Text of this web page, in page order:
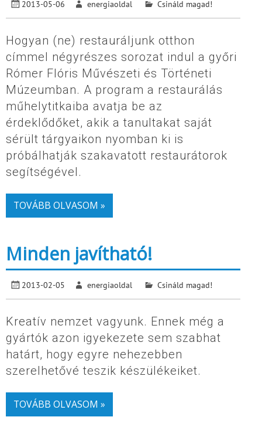
2013-05-06 energiaoldal Csináld magad!
Hogyan (ne) restauráljunk otthon
címmel négyrészes sorozat indul a győri
Rómer Flóris Művészeti és Történeti
Múzeumban. A program a restaurálás
műhelytitkaiba avatja be az
érdeklődőket, akik a tanultakat saját
sérült tárgyaikon nyomban ki is
próbálhatják szakavatott restaurátorok
segítségével.
TOVÁBB OLVASOM »
Minden javítható!
2013-02-05 energiaoldal Csináld magad!
Kreatív nemzet vagyunk. Ennek még a
gyártók azon igyekezete sem szabhat
határt, hogy egyre nehezebben
szerelhetővé teszik készülékeiket.
TOVÁBB OLVASOM »